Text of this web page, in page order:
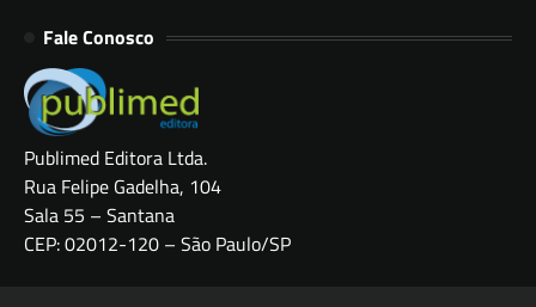
Fale Conosco
Publimed Editora Ltda.
Rua Felipe Gadelha, 104
Sala 55 – Santana
CEP: 02012-120 – São Paulo/SP